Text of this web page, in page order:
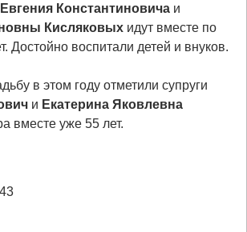
Евгения Константиновича и
Кисляковых идут вместе по
Достойно воспитали детей и внуков.
в этом году отметили супруги
и Екатерина Яковлевна
вместе уже 55 лет.